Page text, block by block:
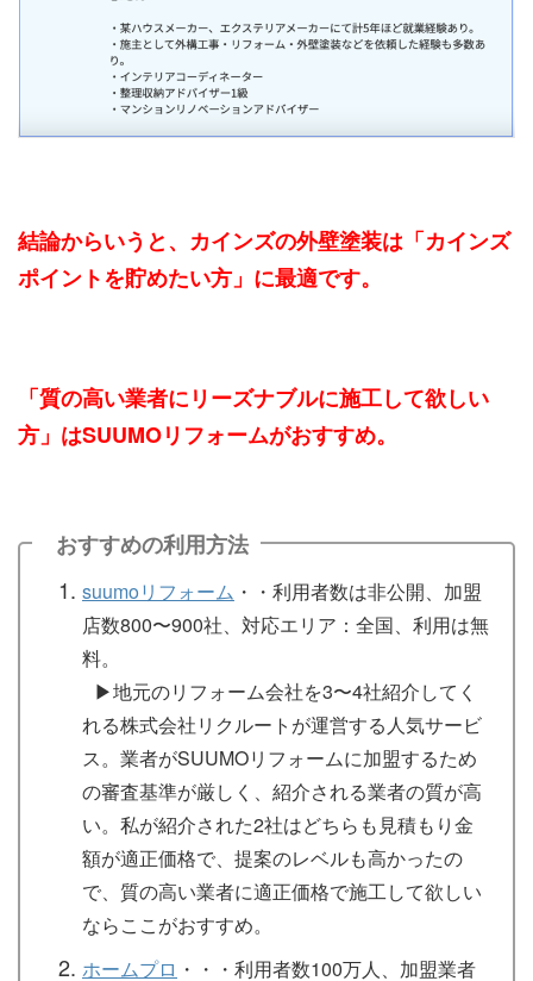
結論からいうと、カインズの外壁塗装は「カインズ
ポイントを貯めたい方」に最適です。
「質の高い業者にリーズナブルに施工して欲しい
方」はSUUMOリフォームがおすすめ。
おすすめの利用方法
suumoリフォーム ・・利用者数は非公開、加盟
店数800〜900社、対応エリア：全国、利用は無
料。
▶︎地元のリフォーム会社を3〜4社紹介してく
れる株式会社リクルートが運営する人気サービ
ス。業者がSUUMOリフォームに加盟するため
の審査基準が厳しく、紹介される業者の質が高
い。私が紹介された2社はどちらも見積もり金
額が適正価格で、提案のレベルも高かったの
で、質の高い業者に適正価格で施工して欲しい
ならここがおすすめ。
ホームプロ ・・・利用者数100万人、加盟業者